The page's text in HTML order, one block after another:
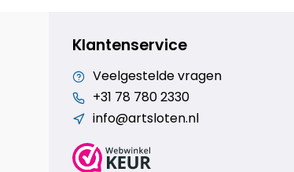
Klantenservice
Veelgestelde vragen
+31 78 780 2330
info@artsloten.nl